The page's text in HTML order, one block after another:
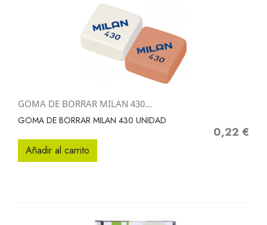
GOMA DE BORRAR MILAN 430...
GOMA DE BORRAR MILAN 430 UNIDAD
Precio
0,22 €
Añadir al carrito